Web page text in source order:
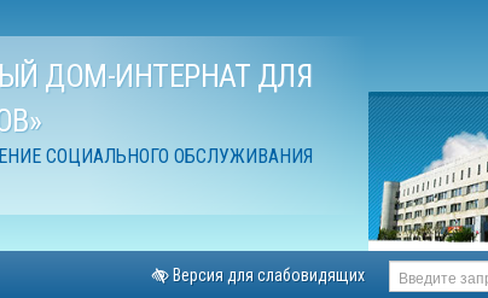
ДОМ-ИНТЕРНАТ ДЛЯ
СОЦИАЛЬНОГО ОБСЛУЖИВАНИЯ
Версия для слабовидящих